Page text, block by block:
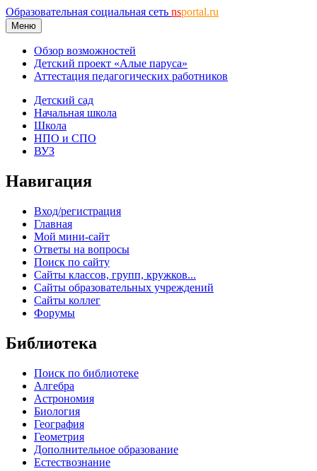
Образовательная социальная сеть nsportal.ru
Меню
Обзор возможностей
Детский проект «Алые паруса»
Аттестация педагогических работников
Детский сад
Начальная школа
Школа
НПО и СПО
ВУЗ
Навигация
Вход/регистрация
Главная
Мой мини-сайт
Ответы на вопросы
Поиск по сайту
Сайты классов, групп, кружков...
Сайты образовательных учреждений
Сайты коллег
Форумы
Библиотека
Поиск по библиотеке
Алгебра
Астрономия
Биология
География
Геометрия
Дополнительное образование
Естествознание